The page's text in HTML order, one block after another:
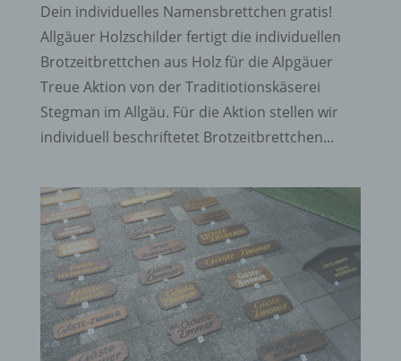
Dein individuelles Namensbrettchen gratis!
Allgäuer Holzschilder fertigt die individuellen
Brotzeitbrettchen aus Holz für die Alpgäuer
Treue Aktion von der Traditiotionskäserei
Stegman im Allgäu. Für die Aktion stellen wir
individuell beschriftetet Brotzeitbrettchen...